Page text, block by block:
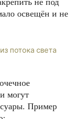
не под
освещён и не
могут
Пример